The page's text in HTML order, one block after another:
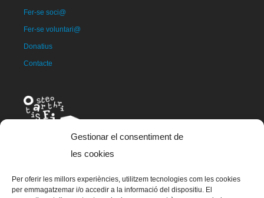
Gestionar el consentiment de
les cookies
Per oferir les millors experiències, utilitzem tecnologies com les cookies
per emmagatzemar i/o accedir a la informació del dispositiu. El
Fer-se soci@
Fer-se voluntari@
Donatius
Contacte
La mascota d'OAFI, anomenada OAFITO va ser creada de manera
exclusiva i altruista per l'artista Xavier Mariscal.